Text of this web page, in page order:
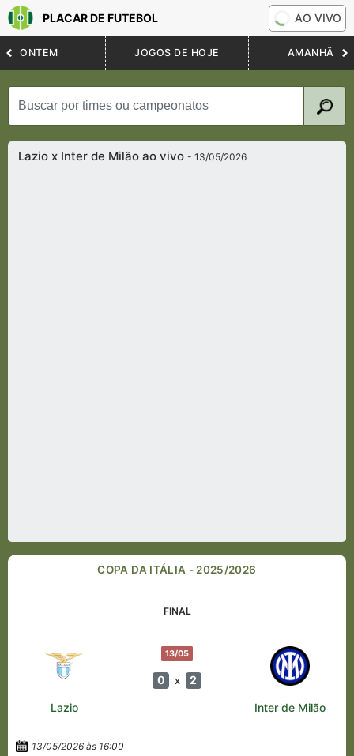
PLACAR DE FUTEBOL AO VIVO
ONTEM JOGOS DE HOJE AMANHÃ
Lazio x Inter de Milão ao vivo- 13/05/2026
COPA DA ITÁLIA - 2025/2026
FINAL
13/05
0 x 2
Lazio Inter de Milão
13/05/2026 às 16:00